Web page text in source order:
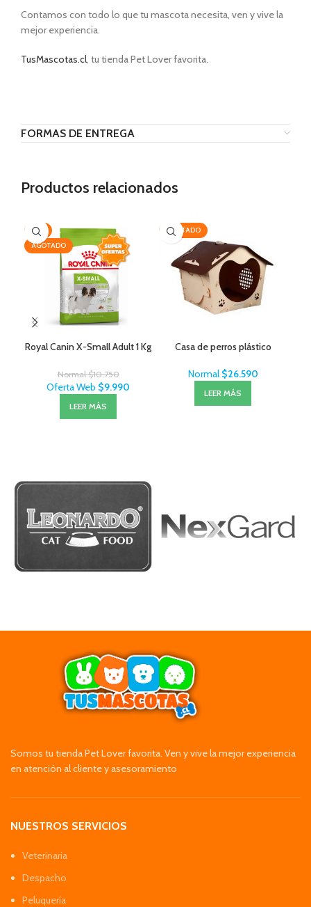
Contamos con todo lo que tu mascota necesita, ven y vive la
mejor experiencia.
TusMascotas.cl, tu tienda Pet Lover favorita.
FORMAS DE ENTREGA
Productos relacionados
-7%
AGOTADO
Royal Canin X-Small Adult 1 Kg
Normal$10.750
Oferta Web $9.990
LEER MÁS
AGOTADO
Casa de perros plástico
Normal $26.590
LEER MÁS
Somos tu tienda Pet Lover favorita. Ven y vive la mejor experiencia
en atención al cliente y asesoramiento
NUESTROS SERVICIOS
Veterinaria
Despacho
Peluquería